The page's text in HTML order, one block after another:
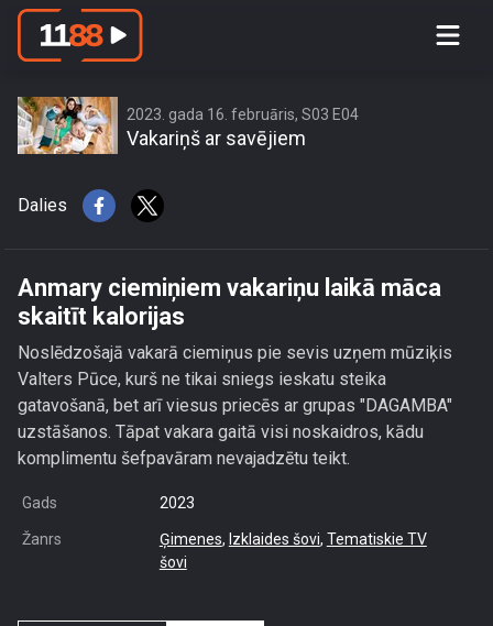
Anmary ciemiņiem vakariņu laikā
2023. gada 16. februāris, S03 E04
Vakariņš ar savējiem
Dalies
Anmary ciemiņiem vakariņu laikā māca
skaitīt kalorijas
Noslēdzošajā vakarā ciemiņus pie sevis uzņem mūziķis
Valters Pūce, kurš ne tikai sniegs ieskatu steika
gatavošanā, bet arī viesus priecēs ar grupas "DAGAMBA"
uzstāšanos. Tāpat vakara gaitā visi noskaidros, kādu
komplimentu šefpavāram nevajadzētu teikt.
Gads 2023
Žanrs Ģimenes, Izklaides šovi, Tematiskie TV
šovi